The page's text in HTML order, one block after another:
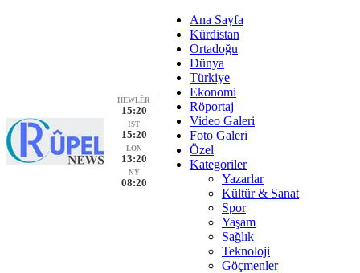
HEWLÊR
15:20
İST
15:20
LON
13:20
NY
08:20
Ana Sayfa
Kürdistan
Ortadoğu
Dünya
Türkiye
Ekonomi
Röportaj
Video Galeri
Foto Galeri
Özel
Kategoriler
Yazarlar
Kültür & Sanat
Spor
Yaşam
Sağlık
Teknoloji
Göçmenler